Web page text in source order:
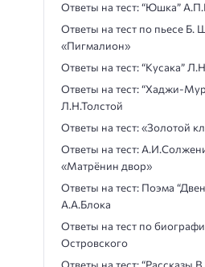
Ответы на тест: “Юшка”
Ответы на тест по пьесе Б.
«Пигмалион»
Ответы на тест: “Кусака”
Ответы на тест: “Хаджи-
Л.Н.Толстой
Ответы на тест: «Золотой
Ответы на тест:
«Матрёнин двор»
Ответы на тест: Поэма
А.А.Блока
Ответы на тест по
Островского